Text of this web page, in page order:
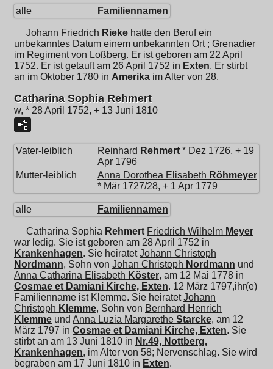
alle Familiennamen
Johann Friedrich Rieke hatte den Beruf ein
unbekanntes Datum einem unbekannten Ort ; Grenadier
im Regiment von Loßberg. Er ist geboren am 22 April
1752. Er ist getauft am 26 April 1752 in Exten. Er stirbt
an im Oktober 1780 in Amerika im Alter von 28.
Catharina Sophia Rehmert
w, * 28 April 1752, + 13 Juni 1810
Vater-leiblich Reinhard Rehmert * Dez 1726, + 19
Apr 1796
Mutter-leiblich
Anna Dorothea Elisabeth Röhmeyer
* Mär 1727/28, + 1 Apr 1779
alle Familiennamen
Catharina Sophia Rehmert Friedrich Wilhelm Meyer
war ledig. Sie ist geboren am 28 April 1752 in
Krankenhagen. Sie heiratetJohann Christoph
Nordmann, Sohn von Johan Christoph Nordmann und
Anna Catharina Elisabeth Köster, am 12 Mai 1778 in
Cosmae et Damiani Kirche, Exten. 12 März 1797,ihr(e)
Familienname ist Klemme. Sie heiratetJohann
Christoph Klemme, Sohn von Bernhard Henrich
Klemme und Anna Luzia Margarethe Starcke, am 12
März 1797 in Cosmae et Damiani Kirche, Exten. Sie
stirbt an am 13 Juni 1810 in Nr.49, Nottberg,
Krankenhagen, im Alter von 58; Nervenschlag. Sie wird
begraben am 17 Juni 1810 in Exten.